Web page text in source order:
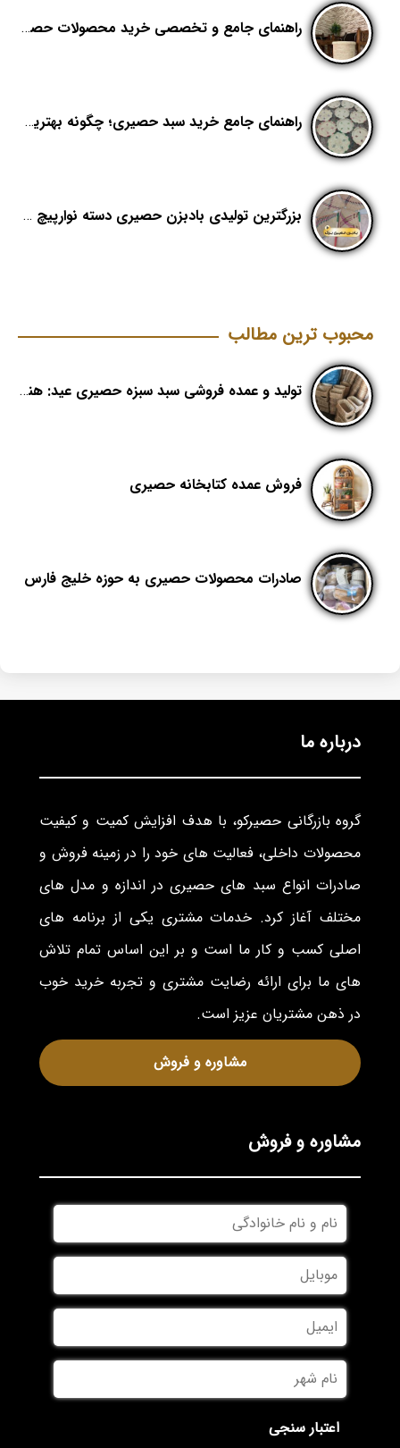
راهنمای جامع و تخصصی خرید محصولات حصیری؛ هنر اصیل در دکوراسیون مدرن (بخش اول)
راهنمای جامع خرید سبد حصیری؛ چگونه بهترین کیفیت را در «هدیکا» تشخیص دهیم؟
بزرگترین تولیدی بادبزن حصیری دسته نوارپیچ در ایران با اسم برند هدیکا
محبوب ترین مطالب
تولید و عمده فروشی سبد سبزه حصیری عید: هنری از دل طبیعت
فروش عمده کتابخانه حصیری
صادرات محصولات حصیری به حوزه خلیج فارس
درباره ما
گروه بازرگانی حصیرکو، با هدف افزایش کمیت و کیفیت
محصولات داخلی، فعالیت های خود را در زمینه فروش و
صادرات انواع سبد های حصیری در اندازه و مدل های
مختلف آغاز کرد. خدمات مشتری یکی از برنامه های
اصلی کسب و کار ما است و بر این اساس تمام تلاش
های ما برای ارائه رضایت مشتری و تجربه خرید خوب
در ذهن مشتریان عزیز است.
مشاوره و فروش
مشاوره و فروش
نام
و
نام
خانوادگی
موبایل
ایمیل
نام
شهر *
اعتبار سنجی